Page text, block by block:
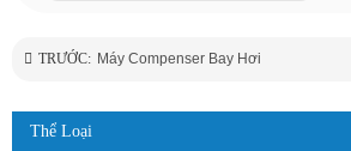
TRƯỚC: Máy Compenser Bay Hơi
Thể Loại